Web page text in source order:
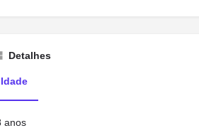
Detalhes
Idade
anos